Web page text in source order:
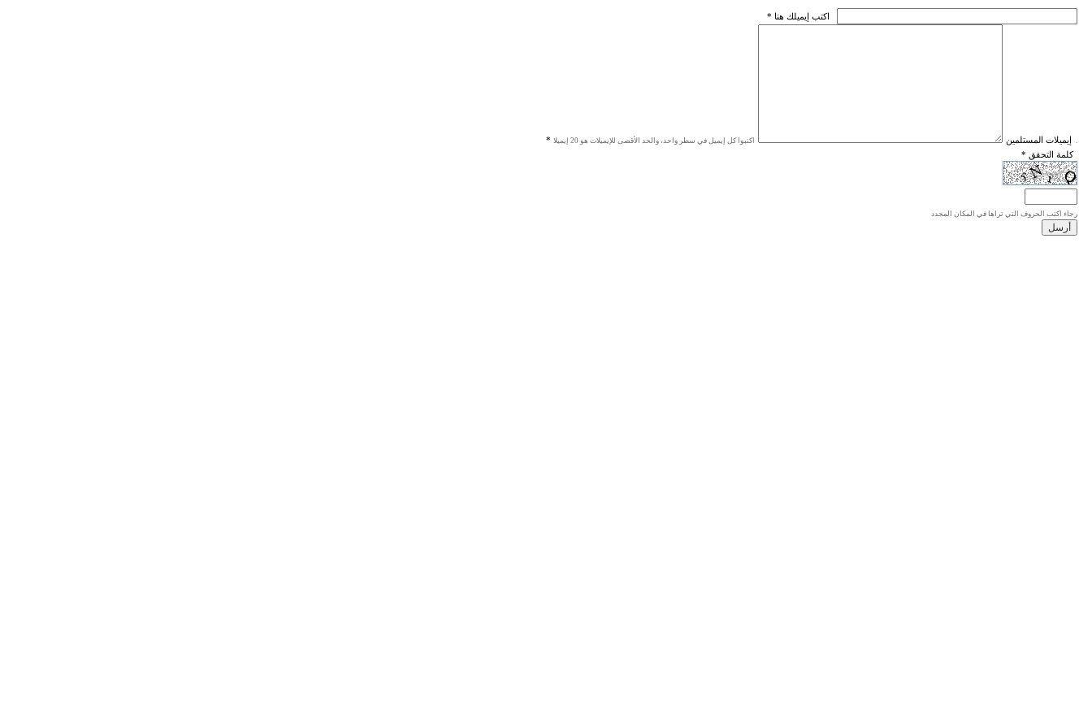
* اكتب إيميلك هنا
* إيميلات المستلمين اكتبوا كل إيميل في سطر واحد، والحد الأقصى للإيميلات هو 20 إيميلا.
* كلمة التحقق
رجاء اكتب الحروف التي تراها في المكان المحدد